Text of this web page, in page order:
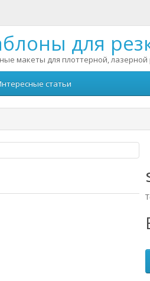
для
макеты для плоттерной, лазерной
статьи